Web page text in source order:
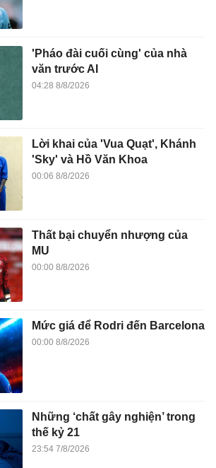
'Pháo đài cuối cùng' của nhà
văn trước AI
04:28 8/8/2026
Lời khai của 'Vua Quạt', Khánh
'Sky' và Hồ Văn Khoa
00:06 8/8/2026
Thất bại chuyển nhượng của
MU
00:00 8/8/2026
Mức giá để Rodri đến Barcelona
00:00 8/8/2026
Những ‘chất gây nghiện’ trong
thế kỷ 21
23:54 7/8/2026